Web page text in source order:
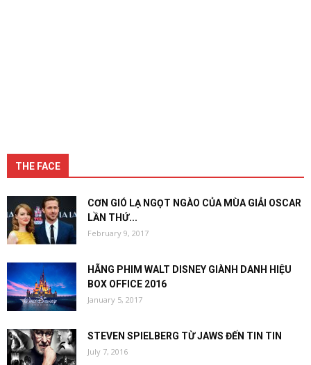
THE FACE
CƠN GIÓ LẠ NGỌT NGÀO CỦA MÙA GIẢI OSCAR
LẦN THỨ...
February 9, 2017
HÃNG PHIM WALT DISNEY GIÀNH DANH HIỆU
BOX OFFICE 2016
January 5, 2017
STEVEN SPIELBERG TỪ JAWS ĐẾN TIN TIN
July 7, 2016